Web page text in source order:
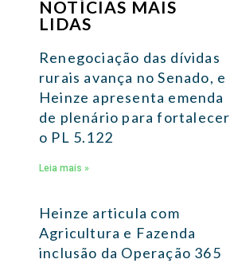
NOTÍCIAS MAIS
LIDAS
Renegociação das dívidas
rurais avança no Senado, e
Heinze apresenta emenda
de plenário para fortalecer
o PL 5.122
Leia mais »
Heinze articula com
Agricultura e Fazenda
inclusão da Operação 365